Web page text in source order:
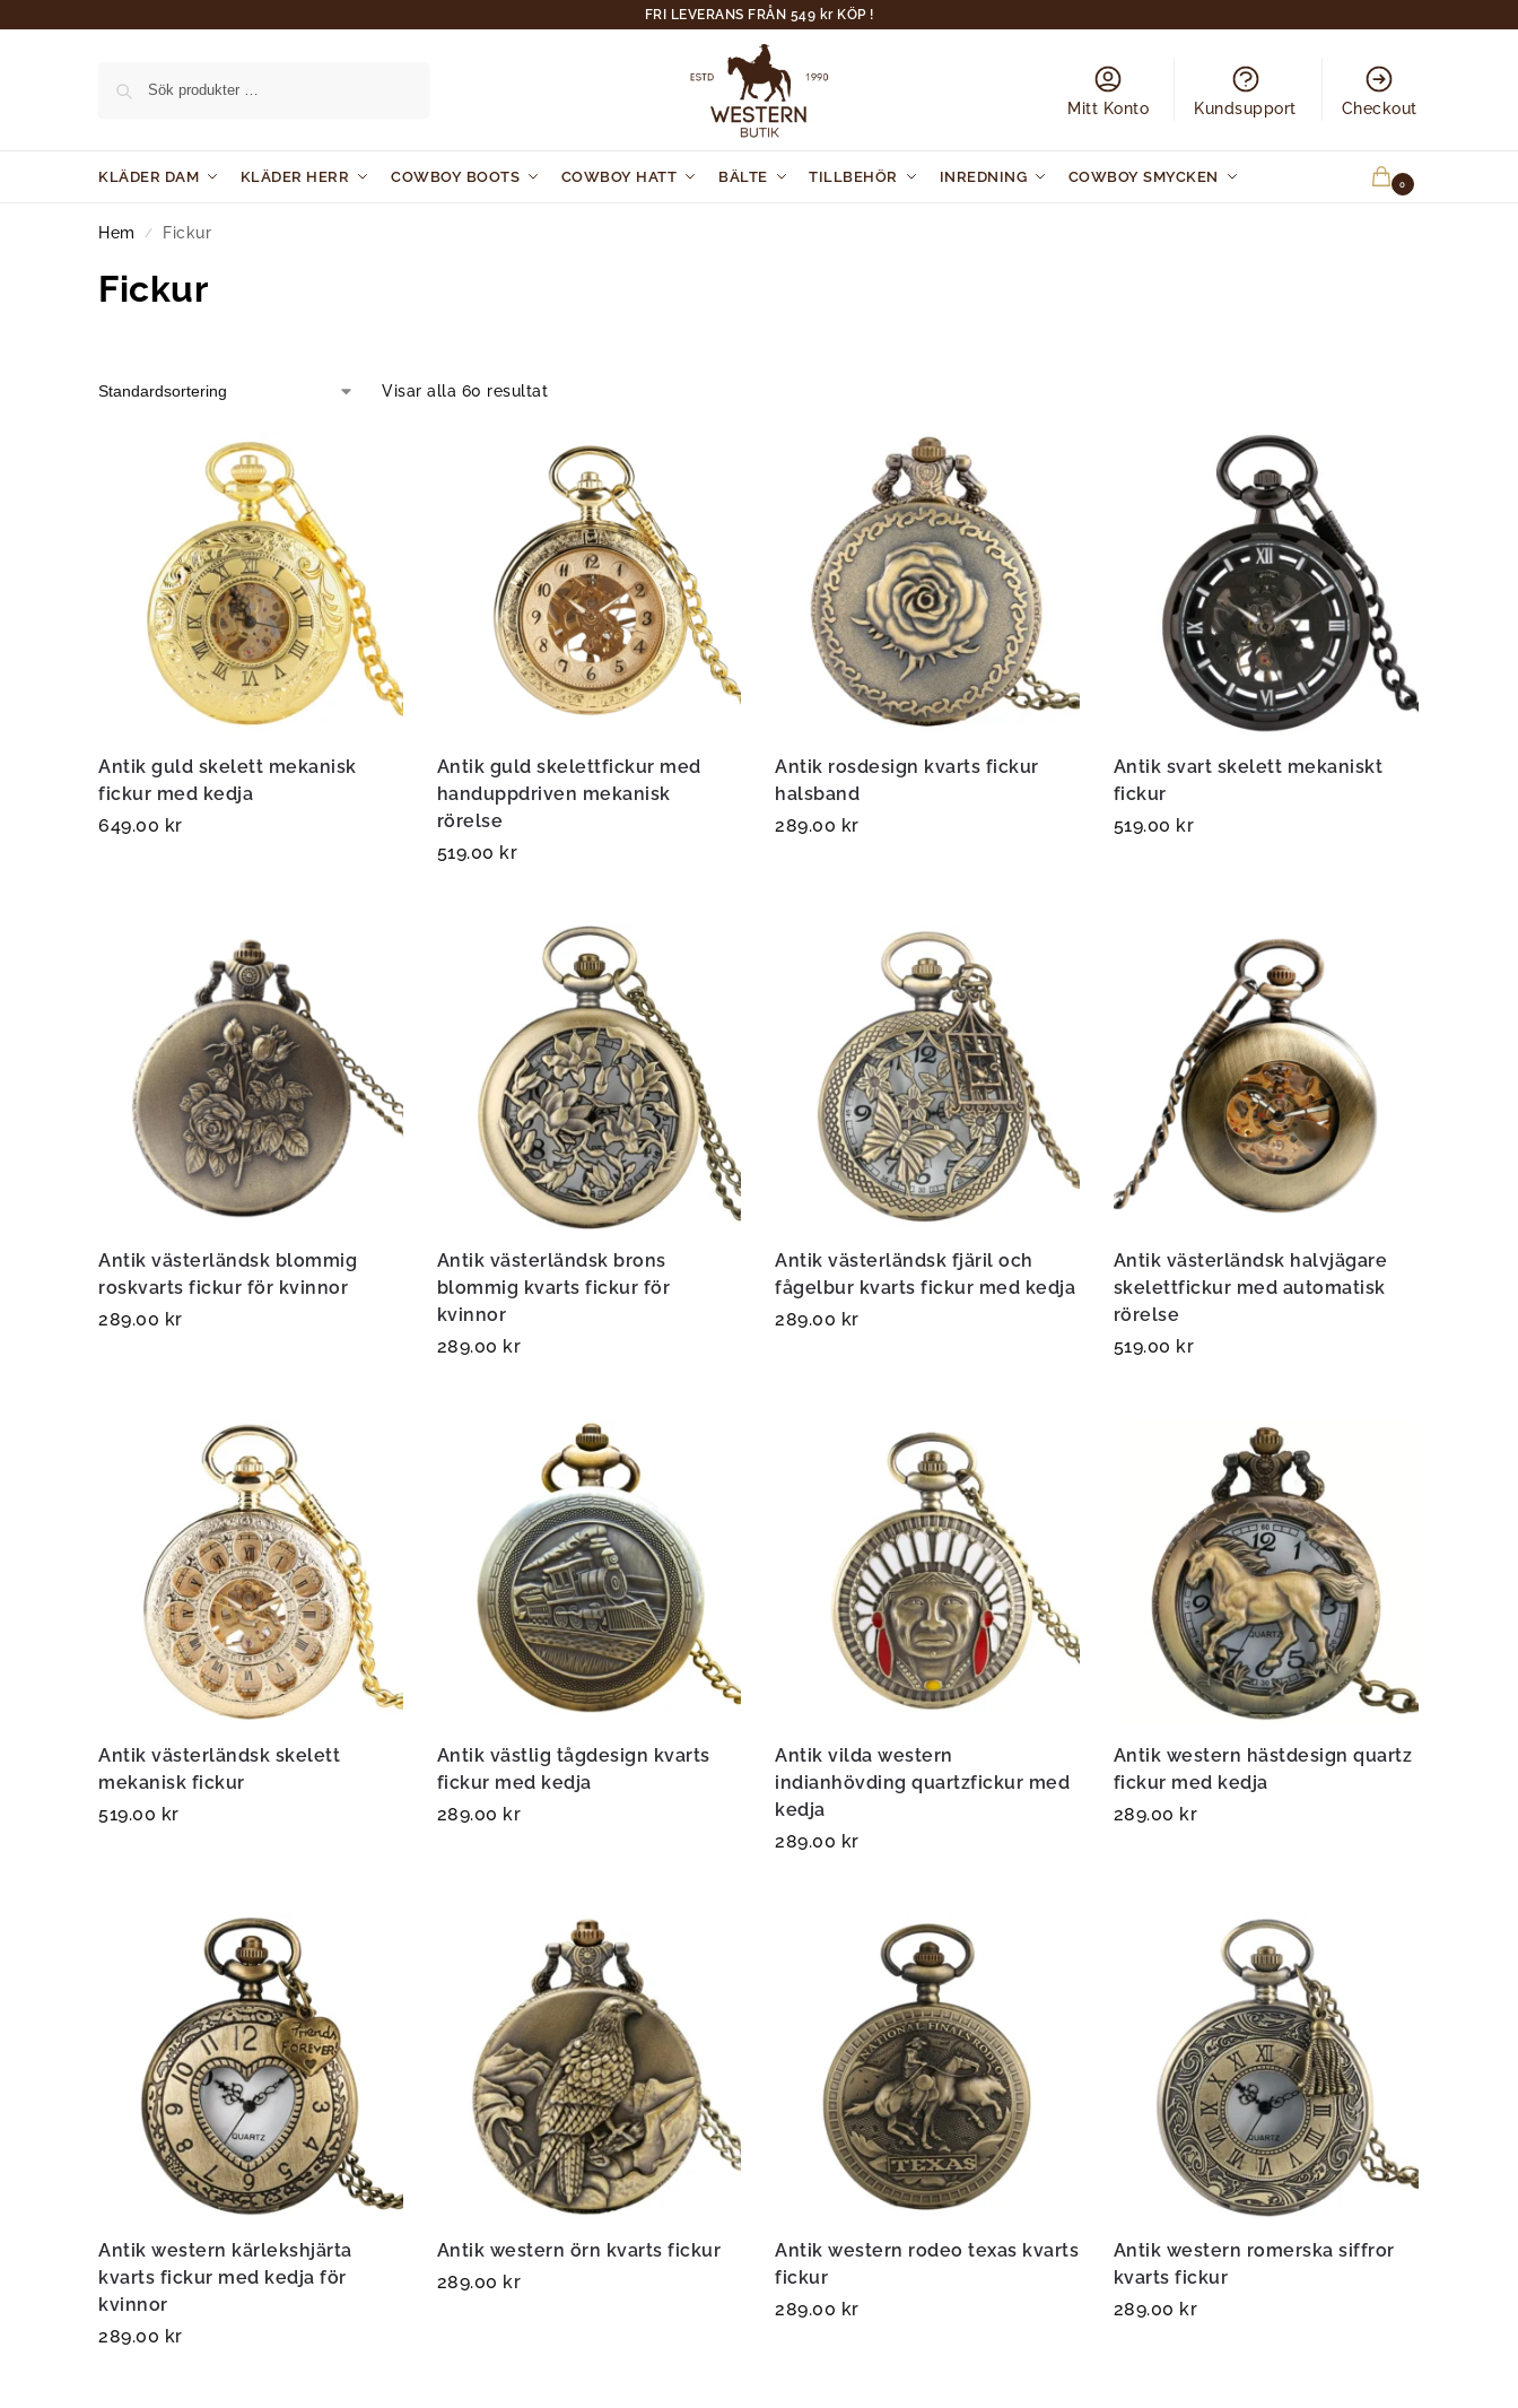
FRI LEVERANS FRÅN 549 kr KÖP !
Mitt Konto Kundsupport Checkout
KLÄDER DAM KLÄDER HERR COWBOY BOOTS COWBOY HATT BÄLTE TILLBEHÖR INREDNING COWBOY SMYCKEN 0
Hem / Fickur
Fickur
Visar alla 60 resultat
Antik guld skelett mekanisk
fickur med kedja
649.00 kr
Antik guld skelettfickur med
handuppdriven mekanisk
rörelse
519.00 kr
Antik rosdesign kvarts fickur
halsband
289.00 kr
Antik svart skelett mekaniskt
fickur
519.00 kr
Antik västerländsk blommig
roskvarts fickur för kvinnor
289.00 kr
Antik västerländsk brons
blommig kvarts fickur för
kvinnor
289.00 kr
Antik västerländsk fjäril och
fågelbur kvarts fickur med kedja
289.00 kr
Antik västerländsk halvjägare
skelettfickur med automatisk
rörelse
519.00 kr
Antik västerländsk skelett
mekanisk fickur
519.00 kr
Antik västlig tågdesign kvarts
fickur med kedja
289.00 kr
Antik vilda western
indianhövding quartzfickur med
kedja
289.00 kr
Antik western hästdesign quartz
fickur med kedja
289.00 kr
Antik western kärlekshjärta
kvarts fickur med kedja för
kvinnor
289.00 kr
Antik western örn kvarts fickur
289.00 kr
Antik western rodeo texas kvarts
fickur
289.00 kr
Antik western romerska siffror
kvarts fickur
289.00 kr